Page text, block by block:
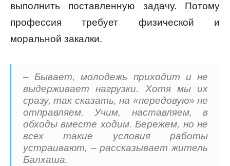
выполнить поставленную задачу. Потому
профессия требует физической и
моральной закалки.
– Бывает, молодежь приходит и не
выдерживает нагрузки. Хотя мы их
сразу, так сказать, на «передовую» не
отправляем. Учим, наставляем, в
обходы вместе ходим. Бережем, но не
всех такие условия работы
устраивают, – рассказывает житель
Балхаша.